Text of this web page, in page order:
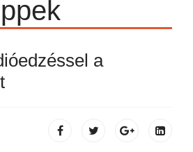
a